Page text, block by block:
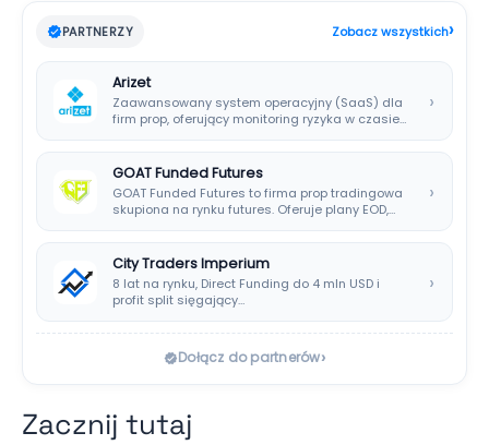
PARTNERZY Zobacz wszystkich›
Arizet
Zaawansowany system operacyjny (SaaS) dla
firm prop, oferujący monitoring ryzyka w czasie
›
GOAT Funded Futures
GOAT Funded Futures to firma prop tradingowa
skupiona na rynku futures. Oferuje plany EOD,…
›
City Traders Imperium
8 lat na rynku, Direct Funding do 4 mln USD i
profit split sięgający…
›
Dołącz do partnerów›
Zacznij tutaj